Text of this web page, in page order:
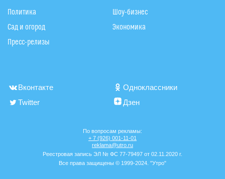
Политика
Сад и огород
Пресс-релизы
Шоу-бизнес
Экономика
Вконтакте
Одноклассники
Twitter
Дзен
По вопросам рекламы:
+ 7 (926) 001-11-01
reklama@utro.ru
Реестровая запись ЭЛ № ФС 77-79497 от 02.11.2020 г.
Все права защищены © 1999-2024. "Утро"